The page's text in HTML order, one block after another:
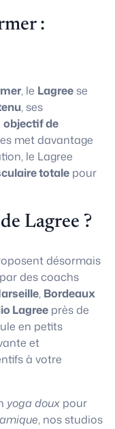
:
, le Lagree se
, ses
objectif de
met davantage
le Lagree
totale pour
Lagree ?
désormais
des coachs
, Bordeaux
Lagree près de
en petits
et
à votre
yoga doux pour
, nos studios